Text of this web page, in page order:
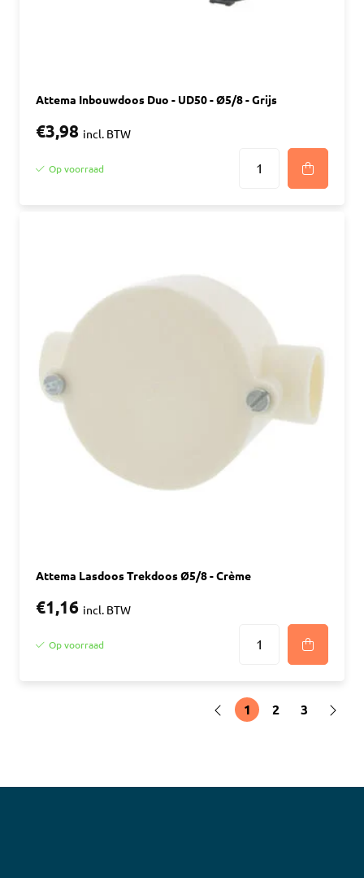
Attema Inbouwdoos Duo - UD50 - Ø5/8 - Grijs
€3,98 incl. BTW
Op voorraad
Attema Lasdoos Trekdoos Ø5/8 - Crème
€1,16 incl. BTW
Op voorraad
1 2 3